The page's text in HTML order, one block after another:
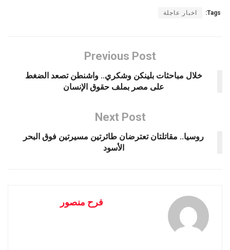
Tags: اخبار عاجلة
Previous Post
خلال مباحثات بلينكن وشكري.. واشنطن تصعد الضغط
على مصر بملف حقوق الإنسان
Next Post
روسيا.. مقاتلتان تعترضان طائرتين مسيرتين فوق البحر
الأسود
فرح منصور